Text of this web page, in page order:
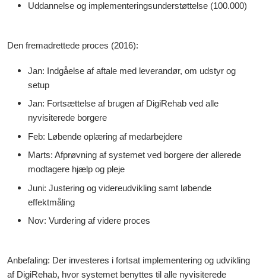
Uddannelse og implementeringsunderstøttelse (100.000)
Den fremadrettede proces (2016):
Jan: Indgåelse af aftale med leverandør, om udstyr og
setup
Jan: Fortsættelse af brugen af DigiRehab ved alle
nyvisiterede borgere
Feb: Løbende oplæring af medarbejdere
Marts: Afprøvning af systemet ved borgere der allerede
modtagere hjælp og pleje
Juni: Justering og videreudvikling samt løbende
effektmåling
Nov: Vurdering af videre proces
Anbefaling: Der investeres i fortsat implementering og udvikling
af DigiRehab, hvor systemet benyttes til alle nyvisiterede